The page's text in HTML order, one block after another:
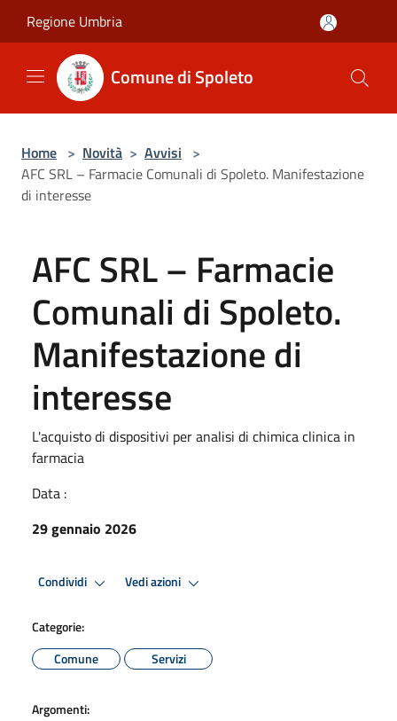
Regione Umbria
Comune di Spoleto
Home > Novità > Avvisi >
AFC SRL – Farmacie Comunali di Spoleto. Manifestazione
di interesse
AFC SRL – Farmacie
Comunali di Spoleto.
Manifestazione di
interesse
L'acquisto di dispositivi per analisi di chimica clinica in
farmacia
Data :
29 gennaio 2026
Condividi Vedi azioni
Categorie:
Comune
Servizi
Argomenti: